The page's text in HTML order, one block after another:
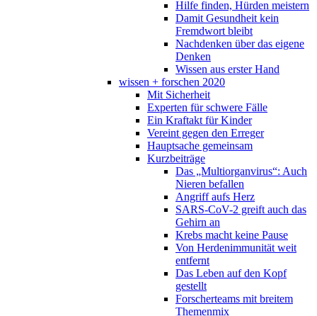
Hilfe finden, Hürden meistern
Damit Gesundheit kein
Fremdwort bleibt
Nachdenken über das eigene
Denken
Wissen aus erster Hand
wissen + forschen 2020
Mit Sicherheit
Experten für schwere Fälle
Ein Kraftakt für Kinder
Vereint gegen den Erreger
Hauptsache gemeinsam
Kurzbeiträge
Das „Multiorganvirus“: Auch
Nieren befallen
Angriff aufs Herz
SARS-CoV-2 greift auch das
Gehirn an
Krebs macht keine Pause
Von Herdenimmunität weit
entfernt
Das Leben auf den Kopf
gestellt
Forscherteams mit breitem
Themenmix